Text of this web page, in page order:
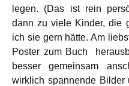
legen. (Das ist rein
dann zu viele Kinder, die
ich sie gern hätte. Am
Poster zum Buch
besser gemeinsam
wirklich spannende Bilder